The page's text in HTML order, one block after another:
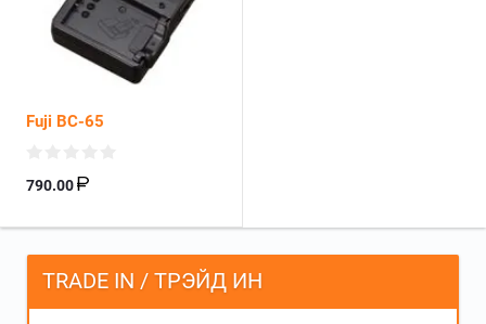
Fuji BC-65
790.00
TRADE IN / ТРЭЙД ИН